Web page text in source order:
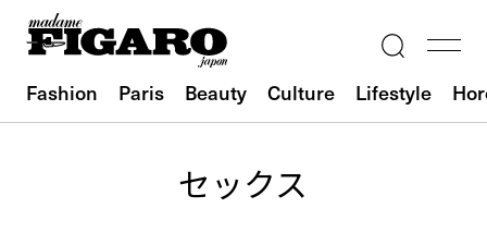
Fashion Paris Beauty Culture Lifestyle
セックス